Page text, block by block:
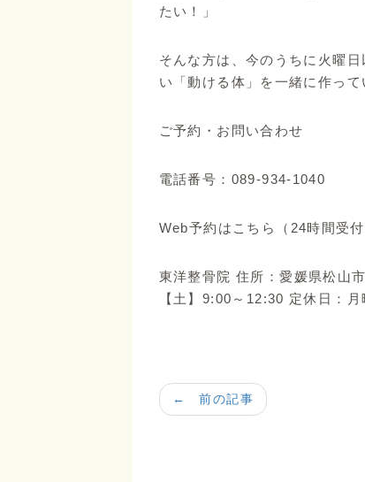
たい！」
そんな方は、今のうちに火曜
い「動ける体」を一緒に作って
ご予約・お問い合わせ
電話番号：089-934-1040
Web予約はこちら（24時間受
東洋整骨院 住所：愛媛県松山
【土】9:00～12:30 定休日：
← 前の記事